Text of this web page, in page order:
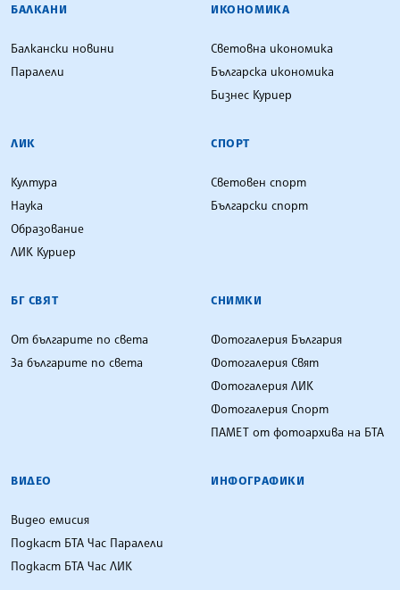
БАЛКАНИ
Балкански новини
Паралели
ИКОНОМИКА
Световна икономика
Българска икономика
Бизнес Куриер
ЛИК
Култура
Наука
Образование
ЛИК Куриер
СПОРТ
Световен спорт
Български спорт
БГ СВЯТ
От българите по света
За българите по света
СНИМКИ
Фотогалерия България
Фотогалерия Свят
Фотогалерия ЛИК
Фотогалерия Спорт
ПАМЕТ от фотоархива на БТА
ВИДЕО
Видео емисия
Подкаст БТА Час Паралели
Подкаст БТА Час ЛИК
ИНФОГРАФИКИ